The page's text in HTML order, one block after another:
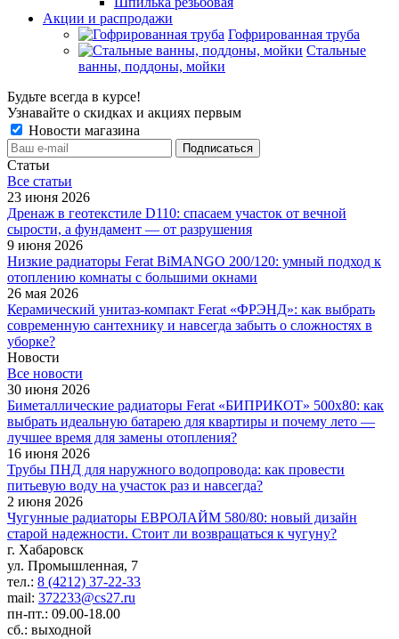
Акции и распродажи
Гофрированная труба
Стальные
ванны, поддоны, мойки
Будьте всегда в курсе!
Узнавайте о скидках и акциях первым
Новости магазина
Статьи
Все cтатьи
23 июня 2026
Дренаж в геотекстиле D110: спасаем участок от вечной
сырости, а фундамент — от разрушения
9 июня 2026
Низкие радиаторы Ferat BiMANGO 200/120: умный подход к
отоплению комнаты с большими окнами
26 мая 2026
Керамический унитаз-компакт Ferat «ФРЭНД»: как выбрать
современную сантехнику и навсегда забыть о сложностях в
уборке?
Новости
Все новости
30 июня 2026
Биметаллические радиаторы Ferat «БИПРИКОТ» 500x80: как
выбрать идеальную батарею для квартиры и почему лето —
лучшее время для замены отопления?
16 июня 2026
Трубы ПНД для наружного водопровода: как провести
питьевую воду на участок раз и навсегда?
2 июня 2026
Чугунные радиаторы ЕВРОЛАЙМ 580/80: новый дизайн
старой надежности. Стоит ли возвращаться к чугуну?
г. Хабаровск
ул. Промышленная, 7
тел.: 8 (4212) 37-22-33
mail: 372233@cs27.ru
пн-пт.: 09.00-18.00
сб.: выходной